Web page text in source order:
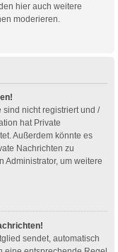
hier auch weitere
moderieren.
nicht registriert und /
hat Private
Außerdem könnte es
Nachrichten zu
Administrator, um weitere
sendet, automatisch